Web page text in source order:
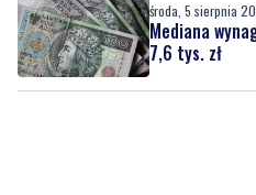
środa, 5 sierpnia
Mediana
7,6 tys. zł